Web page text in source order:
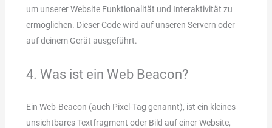
um unserer Website Funktionalität und Interaktivität zu
ermöglichen. Dieser Code wird auf unseren Servern oder
auf deinem Gerät ausgeführt.
4. Was ist ein Web Beacon?
Ein Web-Beacon (auch Pixel-Tag genannt), ist ein kleines
unsichtbares Textfragment oder Bild auf einer Website,